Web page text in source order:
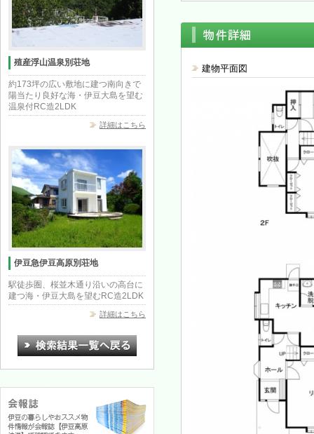
殖産浮山温泉別荘地
約173坪の広い敷地に建つ南向きで
陽当たり良好な海・伊豆大島を望む
温泉付RC造2LDK
詳細はこちら
伊豆急伊豆高原別荘地
駅徒歩圏、桜並木通り沿いの高台に
建つ海・伊豆大島を望むRC造2LDK
詳細はこちら
建物平面図